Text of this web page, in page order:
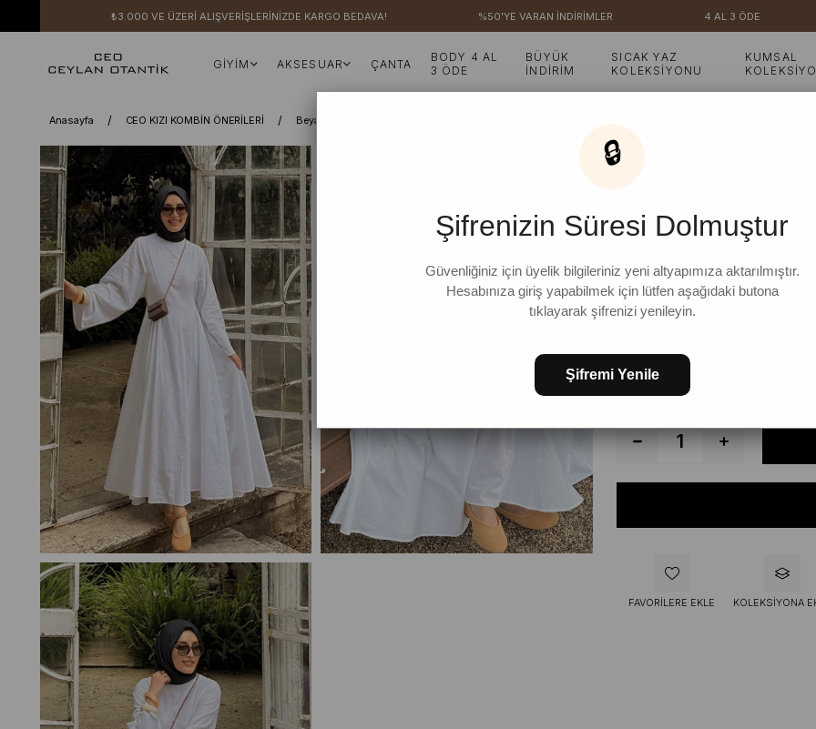
₺3.000 VE ÜZERİ ALIŞVERİŞLERİNİZDE KARGO BEDAVA! %50'YE VARAN İNDİRİMLER 4 AL 3 ÖDE
GİYİM AKSESUAR ÇANTA
BODY 4 AL
3 ÖDE
BÜYÜK
İNDİRİM
SICAK YAZ
KOLEKSİYONU
KUMSAL
Anasayfa CEO KIZI KOMBİN ÖNERİLERİ Beyaz Organik Keten Volümlü Elbise
Beyaz Organik Keten
%6
₺3.099,99
STD
FAVORILERE EKLE KOLEKSIYONA
🔒
Şifrenizin Süresi Dolmuştur
Güvenliğiniz için üyelik bilgileriniz yeni altyapımıza aktarılmıştır.
Hesabınıza giriş yapabilmek için lütfen aşağıdaki butona
tıklayarak şifrenizi yenileyin.
Şifremi Yenile